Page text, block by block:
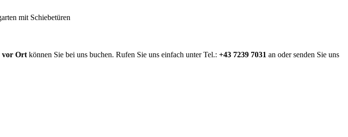
vor Ort können Sie bei uns buchen. Rufen Sie uns einfach unter Tel.: +43 7239 7031 an oder senden Sie uns